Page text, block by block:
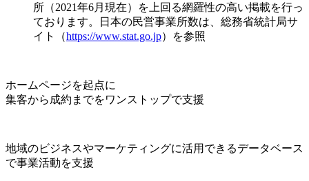
所（2021年6月現在）を上回る網羅性の高い掲載を行っ
ております。日本の民営事業所数は、総務省統計局サ
イト（https://www.stat.go.jp）を参照
ホームページを起点に
集客から成約までをワンストップで支援
地域のビジネスやマーケティングに活用できるデータベース
で事業活動を支援